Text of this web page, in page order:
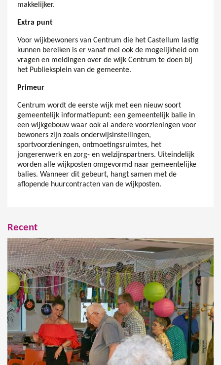
makkelijker.
Extra punt
Voor wijkbewoners van Centrum die het Castellum lastig
kunnen bereiken is er vanaf mei ook de mogelijkheid om
vragen en meldingen over de wijk Centrum te doen bij
het Publieksplein van de gemeente.
Primeur
Centrum wordt de eerste wijk met een nieuw soort
gemeentelijk informatiepunt: een gemeentelijk balie in
een wijkgebouw waar ook al andere voorzieningen voor
bewoners zijn zoals onderwijsinstellingen,
sportvoorzieningen, ontmoetingsruimtes, het
jongerenwerk en zorg- en welzijnspartners. Uiteindelijk
worden alle wijkposten omgevormd naar gemeentelijke
balies. Wanneer dit gebeurt, hangt samen met de
aflopende huurcontracten van de wijkposten.
Recent